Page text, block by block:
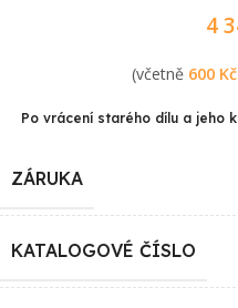
4
(včetně 600 Kč
Po vrácení starého dílu a jeho
ZÁRUKA
KATALOGOVÉ ČÍSLO